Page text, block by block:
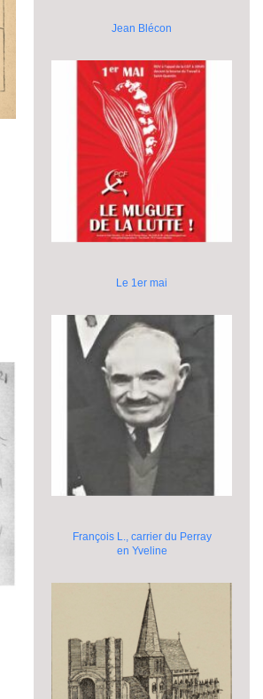
Jean Blécon
Le 1er mai
François L., carrier du Perray
en Yveline